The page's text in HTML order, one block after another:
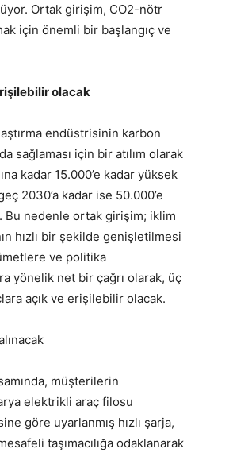
Ortak girişim, CO2-nötr
için önemli bir başlangıç ve
olacak
endüstrisinin karbon
sağlaması için bir atılım olarak
kadar 15.000’e kadar yüksek
2030’a kadar ise 50.000’e
Bu nedenle ortak girişim; iklim
hızlı bir şekilde genişletilmesi
ve politika
yönelik net bir çağrı olarak, üç
açık ve erişilebilir olacak.
müşterilerin
elektrikli araç filosu
göre uyarlanmış hızlı şarja,
taşımacılığa odaklanarak